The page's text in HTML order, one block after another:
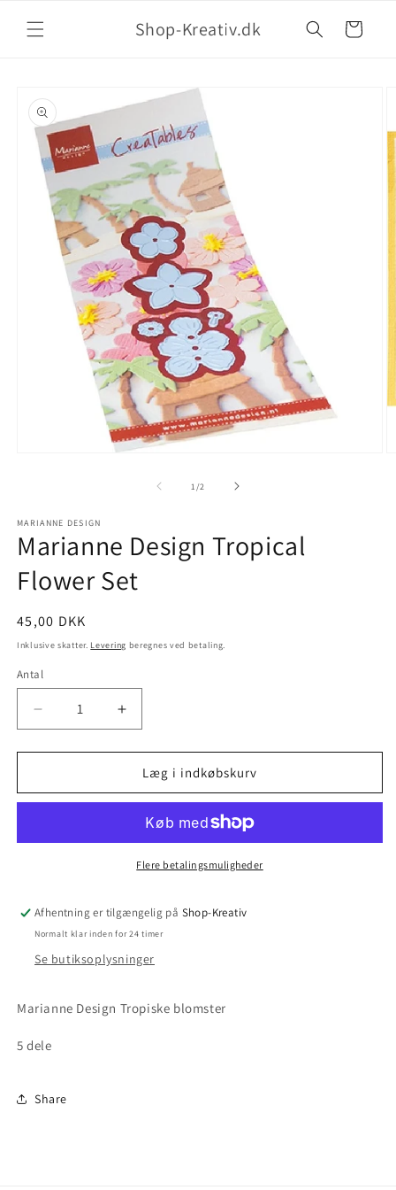
Shop-Kreativ.dk Indkøbskurv
1 /2
MARIANNE DESIGN
Marianne Design Tropical
Flower Set
45,00 DKK
Inklusive skatter. Levering beregnes ved betaling.
Antal
Læg i indkøbskurv
Flere betalingsmuligheder
Afhentning er tilgængelig på Shop-Kreativ
Normalt klar inden for 24 timer
Se butiksoplysninger
Marianne Design Tropiske blomster
5 dele
Share